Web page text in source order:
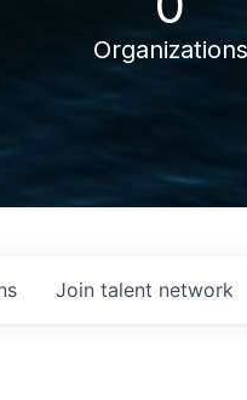
Organizations
Join talent network